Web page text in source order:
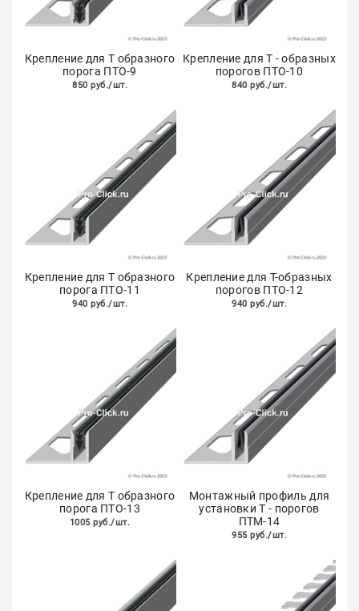
Крепление для Т образного
порога ПТО-9
850 руб./шт.
Крепление для Т - образных
порогов ПТО-10
840 руб./шт.
Крепление для Т образного
порога ПТО-11
940 руб./шт.
Крепление для Т-образных
порогов ПТО-12
940 руб./шт.
Крепление для Т образного
порога ПТО-13
1005 руб./шт.
Монтажный профиль для
установки Т - порогов
ПТМ-14
955 руб./шт.